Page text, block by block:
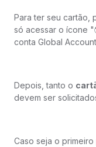
Para ter seu cartão,
só acessar o ícone
conta Global
Depois, tanto o
devem ser
Caso seja o